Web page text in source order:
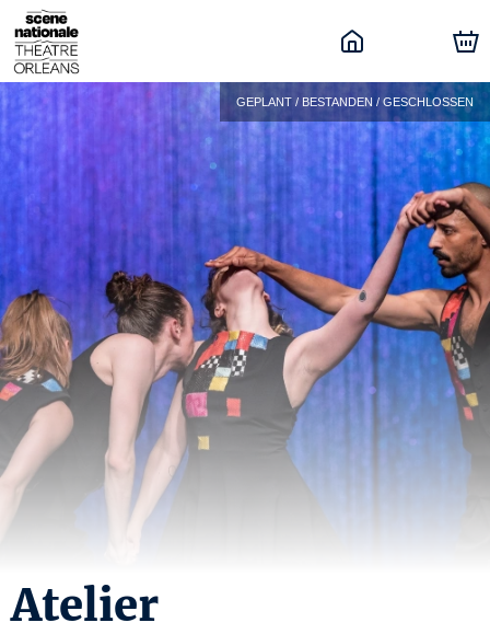
GEPLANT / BESTANDEN / GESCHLOSSEN
Atelier